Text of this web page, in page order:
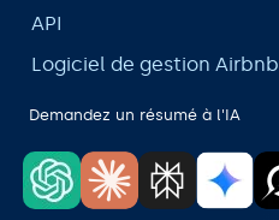
API
Logiciel de gestion Airbnb
Demandez un résumé à l'IA